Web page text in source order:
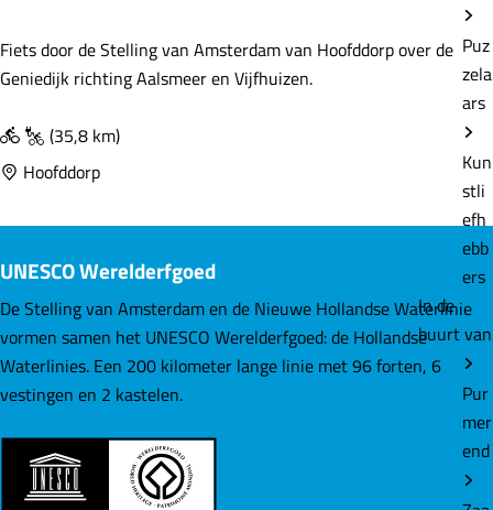
Puz
zela
ars
Kun
stli
efh
ebb
ers
In de
buurt van
Pur
mer
end
H
a
r
l
m
e
r
m
e
e
Fiets door de Stelling van Amsterdam van Hoofddorp over de
Geniedijk richting Aalsmeer en Vijfhuizen.
(35,8 km)
Hoofddorp
UNESCO Werelderfgoed
De Stelling van Amsterdam en de Nieuwe Hollandse Waterlinie
vormen samen het UNESCO Werelderfgoed: de Hollandse
Waterlinies. Een 200 kilometer lange linie met 96 forten, 6
vestingen en 2 kastelen.